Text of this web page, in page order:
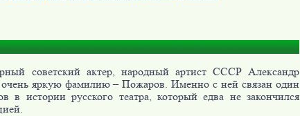
советский актер, народный артист СССР Александр
яркую фамилию – Пожаров. Именно с ней связан один
в истории русского театра, который едва не закончился